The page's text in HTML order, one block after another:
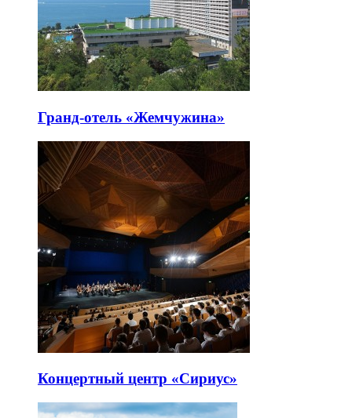
Гранд-отель «Жемчужина»
Концертный центр «Сириус»